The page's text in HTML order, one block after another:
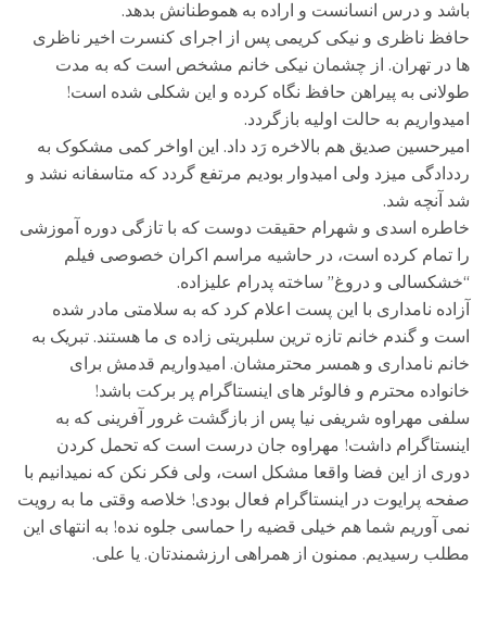
باشد و درس انسانست و اراده به هموطنانش بدهد.
حافظ ناظری و نیکی کریمی پس از اجرای کنسرت اخیر ناظری
ها در تهران. از چشمان نیکی خانم مشخص است که به مدت
طولانی به پیراهن حافظ نگاه کرده و این شکلی شده است!
امیدواریم به حالت اولیه بازگردد.
امیرحسین صدیق هم بالاخره رَد داد. این اواخر کمی مشکوک به
رددادگی میزد ولی امیدوار بودیم مرتفع گردد که متاسفانه نشد و
شد آنچه شد.
خاطره اسدی و شهرام حقیقت دوست که با تازگی دوره آموزشی
را تمام کرده است، در حاشیه مراسم اکران خصوصی فیلم
“خشکسالی و دروغ” ساخته پدرام علیزاده.
آزاده نامداری با این پست اعلام کرد که به سلامتی مادر شده
است و گندم خانم تازه ترین سلبریتی زاده ی ما هستند. تبریک به
خانم نامداری و همسر محترمشان. امیدواریم قدمش برای
خانواده محترم و فالوئر های اینستاگرام پر برکت باشد!
سلفی مهراوه شریفی نیا پس از بازگشت غرور آفرینی که به
اینستاگرام داشت! مهراوه جان درست است که تحمل کردن
دوری از این فضا واقعا مشکل است، ولی فکر نکن که نمیدانیم با
صفحه پرایوت در اینستاگرام فعال بودی! خلاصه وقتی ما به رویت
نمی آوریم شما هم خیلی قضیه را حماسی جلوه نده! به انتهای این
مطلب رسیدیم. ممنون از همراهی ارزشمندتان. یا علی.